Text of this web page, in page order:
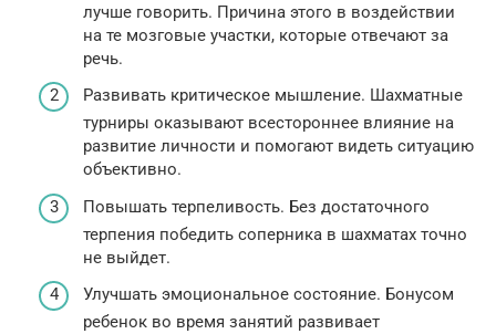
лучше говорить. Причина этого в воздействии
на те мозговые участки, которые отвечают за
речь.
Развивать критическое мышление. Шахматные
турниры оказывают всестороннее влияние на
развитие личности и помогают видеть ситуацию
объективно.
Повышать терпеливость. Без достаточного
терпения победить соперника в шахматах точно
не выйдет.
Улучшать эмоциональное состояние. Бонусом
ребенок во время занятий развивает